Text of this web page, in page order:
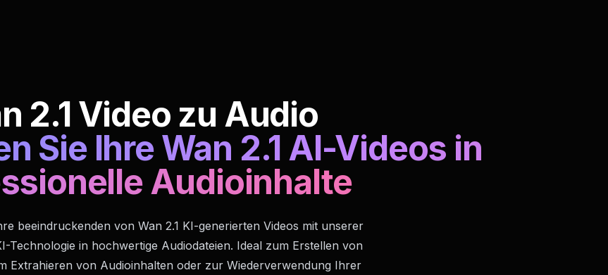
2.1 Video zu Audio
Sie Ihre Wan 2.1 AI-Videos in
Audioinhalte
beeindruckenden von Wan 2.1 KI-generierten Videos mit unserer
Technologie in hochwertige Audiodateien. Ideal zum Erstellen von
Extrahieren von Audioinhalten oder zur Wiederverwendung Ihrer